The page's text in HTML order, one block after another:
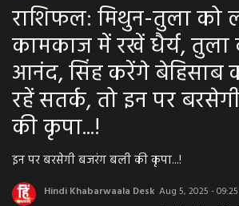
Home
धर्म & ज्योतिष
बड़ी खबर
मध्यप्रदेश
राजस्थान
राशिफल: मिथुन-तुला को
कामकाज में रखें धैर्य, तुला
आनंद, सिंह करेंगे बेहिसाब
रहें सतर्क, तो इन पर
की कृपा...!
इन पर बरसेगी बजरंग बली की कृपा...!
Hindi Khabarwaala Desk Aug 5, 2025 - 09:25